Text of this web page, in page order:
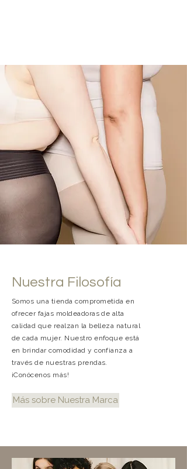
Nuestra Filosofía
Somos una tienda comprometida en
ofrecer fajas moldeadoras de alta
calidad que realzan la belleza natural
de cada mujer. Nuestro enfoque está
en brindar comodidad y confianza a
través de nuestras prendas.
¡Conócenos más!
Más sobre Nuestra Marca